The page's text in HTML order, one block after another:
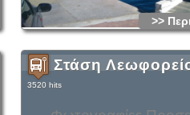
>>
Στάση
3520 hits